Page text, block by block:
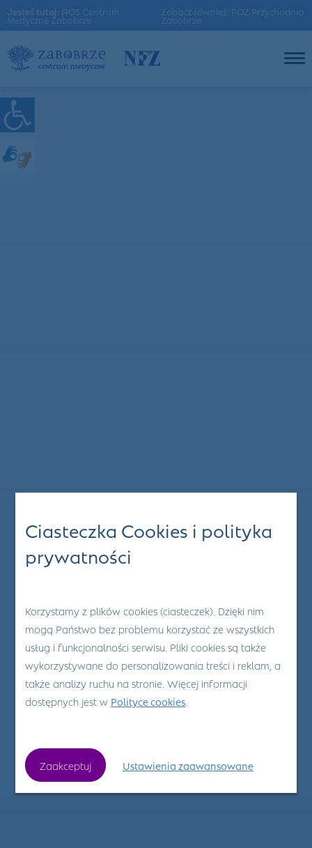
Jesteś tutaj: AOS Centrum
Medyczne Zabobrze
Zobacz również: POZ Przychodnia
Zabobrze
Ciasteczka Cookies i polityka
prywatności
Korzystamy z plików cookies (ciasteczek). Dzięki nim
mogą Państwo bez problemu korzystać ze wszystkich
usług i funkcjonalności serwisu. Pliki cookies są także
wykorzystywane do personalizowania treści i reklam, a
także analizy ruchu na stronie. Więcej informacji
dostępnych jest w Polityce cookies.
Zaakceptuj Ustawienia zaawansowane